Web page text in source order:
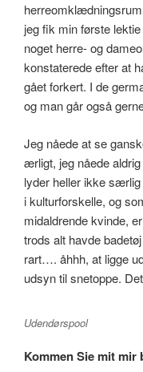
jeg fik min første
noget herre- og
konstaterede efter at
gået forkert. I de
og man går også
Jeg nåede at se
ærligt, jeg nåede
lyder heller ikke
i kulturforskelle, og
midaldrende kvinde,
trods alt havde
rart…. åhhh, at ligge
udsyn til snetoppe.
Udendørspool
Kommen Sie mit mir